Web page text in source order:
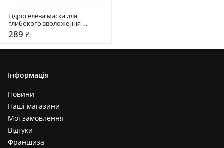
Гідрогелева маска для
глибокого зволоження
Biodance Bio-Collagen Real
Deep Mask
289 ₴
Інформація
Новини
Наші магазини
Мої замовлення
Відгуки
Франшиза